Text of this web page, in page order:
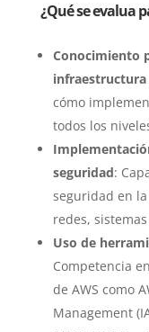
¿Qué se evalua
Conocimiento
infraestructura
cómo
todos los
seguridad:
seguridad en
redes,
Uso de
Competencia
de AWS como
Management